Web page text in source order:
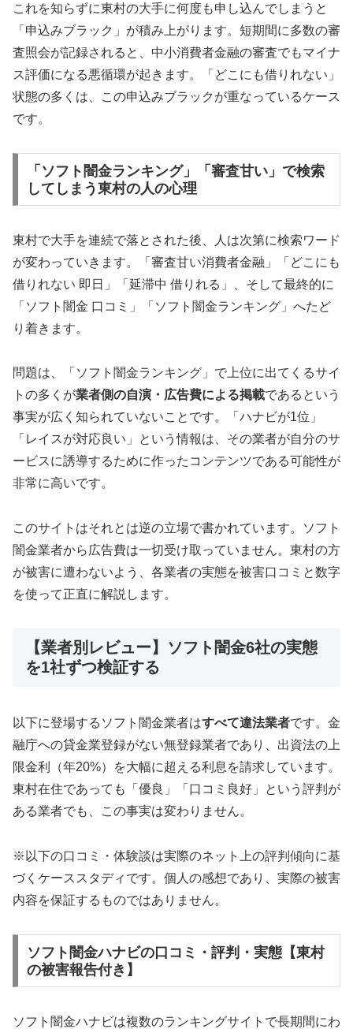
これを知らずに東村の大手に何度も申し込んでしまうと
「申込みブラック」が積み上がります。短期間に多数の審
査照会が記録されると、中小消費者金融の審査でもマイナ
ス評価になる悪循環が起きます。「どこにも借りれない」
状態の多くは、この申込みブラックが重なっているケース
です。
「ソフト闇金ランキング」「審査甘い」で検索
してしまう東村の人の心理
東村で大手を連続で落とされた後、人は次第に検索ワード
が変わっていきます。「審査甘い消費者金融」「どこにも
借りれない 即日」「延滞中 借りれる」、そして最終的に
「ソフト闇金 口コミ」「ソフト闇金ランキング」へたど
り着きます。
問題は、「ソフト闇金ランキング」で上位に出てくるサイ
トの多くが業者側の自演・広告費による掲載であるという
事実が広く知られていないことです。「ハナビが1位」
「レイスが対応良い」という情報は、その業者が自分のサ
ービスに誘導するために作ったコンテンツである可能性が
非常に高いです。
このサイトはそれとは逆の立場で書かれています。ソフト
闇金業者から広告費は一切受け取っていません。東村の方
が被害に遭わないよう、各業者の実態を被害口コミと数字
を使って正直に解説します。
【業者別レビュー】ソフト闇金6社の実態
を1社ずつ検証する
以下に登場するソフト闇金業者はすべて違法業者です。金
融庁への貸金業登録がない無登録業者であり、出資法の上
限金利（年20%）を大幅に超える利息を請求しています。
東村在住であっても「優良」「口コミ良好」という評判が
ある業者でも、この事実は変わりません。
※以下の口コミ・体験談は実際のネット上の評判傾向に基
づくケーススタディです。個人の感想であり、実際の被害
内容を保証するものではありません。
ソフト闇金ハナビの口コミ・評判・実態【東村
の被害報告付き】
ソフト闇金ハナビは複数のランキングサイトで長期間にわ